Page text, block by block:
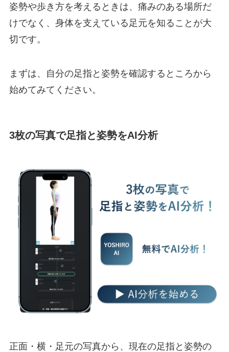
姿勢や歩き方を考えるときは、痛みのある場所だ
けでなく、身体を支えている足元を知ることが大
切です。
まずは、自分の足指と姿勢を確認するところから
始めてみてください。
3枚の写真で足指と姿勢をAI分析
正面・横・足元の写真から、現在の足指と姿勢の